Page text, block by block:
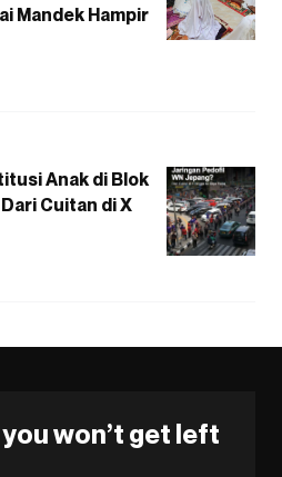
Mandek Hampir
Anak di Blok
Cuitan di X
won’t get left